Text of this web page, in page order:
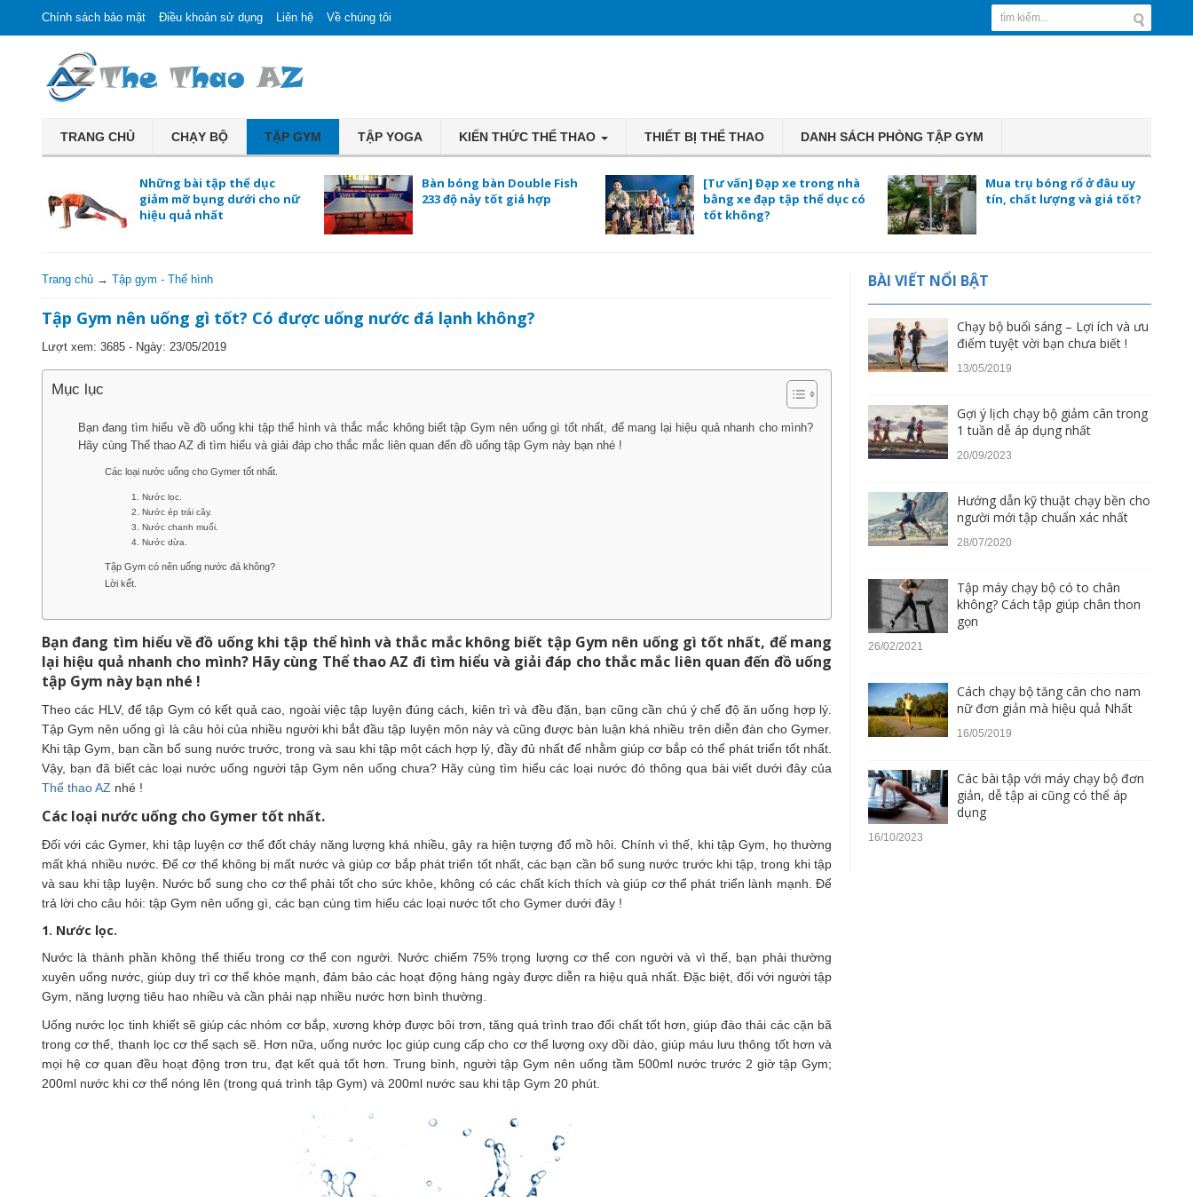
Chính sách bảo mật Điều khoản sử dụng Liên hệ Về chúng tôi
TRANG CHỦ CHẠY BỘ TẬP GYM TẬP YOGA KIẾN THỨC THỂ THAO THIẾT BỊ THỂ THAO DANH SÁCH PHÒNG TẬP GYM
Những bài tập thể dục
giảm mỡ bụng dưới cho nữ
hiệu quả nhất
Bàn bóng bàn Double Fish
233 độ nảy tốt giá hợp
[Tư vấn] Đạp xe trong nhà
bằng xe đạp tập thể dục có
tốt không?
Mua trụ bóng rổ ở đâu uy
tín, chất lượng và giá tốt?
Trang chủ → Tập gym - Thể hình
Tập Gym nên uống gì tốt? Có được uống nước đá lạnh không?
Lượt xem: 3685 - Ngày: 23/05/2019
Mục lục
Bạn đang tìm hiểu về đồ uống khi tập thể hình và thắc mắc không biết tập Gym nên uống gì tốt nhất, để mang lại hiệu quả nhanh cho mình?
Hãy cùng Thể thao AZ đi tìm hiểu và giải đáp cho thắc mắc liên quan đến đồ uống tập Gym này bạn nhé !
Các loại nước uống cho Gymer tốt nhất.
1. Nước lọc.
2. Nước ép trái cây.
3. Nước chanh muối.
4. Nước dừa.
Tập Gym có nên uống nước đá không?
Lời kết.
Bạn đang tìm hiểu về đồ uống khi tập thể hình và thắc mắc không biết tập Gym nên uống gì tốt nhất, để mang
lại hiệu quả nhanh cho mình? Hãy cùng Thể thao AZ đi tìm hiểu và giải đáp cho thắc mắc liên quan đến đồ uống
tập Gym này bạn nhé !
Theo các HLV, để tập Gym có kết quả cao, ngoài việc tập luyện đúng cách, kiên trì và đều đặn, bạn cũng cần chú ý chế độ ăn uống hợp lý.
Tập Gym nên uống gì là câu hỏi của nhiều người khi bắt đầu tập luyện môn này và cũng được bàn luận khá nhiều trên diễn đàn cho Gymer.
Khi tập Gym, bạn cần bổ sung nước trước, trong và sau khi tập một cách hợp lý, đầy đủ nhất để nhằm giúp cơ bắp có thể phát triển tốt nhất.
Vậy, bạn đã biết các loại nước uống người tập Gym nên uống chưa? Hãy cùng tìm hiểu các loại nước đó thông qua bài viết dưới đây của
Thể thao AZ nhé !
Các loại nước uống cho Gymer tốt nhất.
Đối với các Gymer, khi tập luyện cơ thể đốt cháy năng lượng khá nhiều, gây ra hiện tượng đổ mồ hôi. Chính vì thế, khi tập Gym, họ thường
mất khá nhiều nước. Để cơ thể không bị mất nước và giúp cơ bắp phát triển tốt nhất, các bạn cần bổ sung nước trước khi tập, trong khi tập
và sau khi tập luyện. Nước bổ sung cho cơ thể phải tốt cho sức khỏe, không có các chất kích thích và giúp cơ thể phát triển lành mạnh. Để
trả lời cho câu hỏi: tập Gym nên uống gì, các bạn cùng tìm hiểu các loại nước tốt cho Gymer dưới đây !
1. Nước lọc.
Nước là thành phần không thể thiếu trong cơ thể con người. Nước chiếm 75% trọng lượng cơ thể con người và vì thế, bạn phải thường
xuyên uống nước, giúp duy trì cơ thể khỏe mạnh, đảm bảo các hoạt động hàng ngày được diễn ra hiệu quả nhất. Đặc biệt, đối với người tập
Gym, năng lượng tiêu hao nhiều và cần phải nạp nhiều nước hơn bình thường.
Uống nước lọc tinh khiết sẽ giúp các nhóm cơ bắp, xương khớp được bôi trơn, tăng quá trình trao đổi chất tốt hơn, giúp đào thải các cặn bã
trong cơ thể, thanh lọc cơ thể sạch sẽ. Hơn nữa, uống nước lọc giúp cung cấp cho cơ thể lượng oxy dồi dào, giúp máu lưu thông tốt hơn và
mọi hệ cơ quan đều hoạt động trơn tru, đạt kết quả tốt hơn. Trung bình, người tập Gym nên uống tầm 500ml nước trước 2 giờ tập Gym;
200ml nước khi cơ thể nóng lên (trong quá trình tập Gym) và 200ml nước sau khi tập Gym 20 phút.
BÀI VIẾT NỔI BẬT
Chạy bộ buổi sáng – Lợi ích và ưu
điểm tuyệt vời bạn chưa biết !
13/05/2019
Gợi ý lịch chạy bộ giảm cân trong
1 tuần dễ áp dụng nhất
20/09/2023
Hướng dẫn kỹ thuật chạy bền cho
người mới tập chuẩn xác nhất
28/07/2020
Tập máy chạy bộ có to chân
không? Cách tập giúp chân thon
gọn
26/02/2021
Cách chạy bộ tăng cân cho nam
nữ đơn giản mà hiệu quả Nhất
16/05/2019
Các bài tập với máy chạy bộ đơn
giản, dễ tập ai cũng có thể áp
dụng
16/10/2023